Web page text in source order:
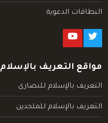
البطاقات الدعوية
مواقع التعريف بالإسلام
التعريف بالإسلام للنصارى
التعريف بالإسلام للملحدين